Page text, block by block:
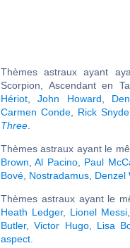
Thèmes astraux ayant
Scorpion, Ascendant en
Hériot ,John Howard
Carmen Conde
Rick
Three
Thèmes astraux ayant le
Brown ,Al Pacino, Paul
Bové Nostradamus Denzel
Thèmes astraux ayant le
Heath Ledger, Lionel Messi
Butler,Victor Hugo, Lisa
aspect